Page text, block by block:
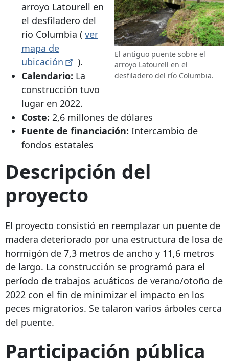
El antiguo puente sobre el
arroyo Latourell en el
desfiladero del río Columbia.
arroyo Latourell en
el desfiladero del
río Columbia ( ver
mapa de
ubicación
).
Calendario: La
construcción tuvo
lugar en 2022.
Coste: 2,6 millones de dólares
Fuente de financiación: Intercambio de
fondos estatales
Descripción del
proyecto
El proyecto consistió en reemplazar un puente de
madera deteriorado por una estructura de losa de
hormigón de 7,3 metros de ancho y 11,6 metros
de largo. La construcción se programó para el
período de trabajos acuáticos de verano/otoño de
2022 con el fin de minimizar el impacto en los
peces migratorios. Se talaron varios árboles cerca
del puente.
Participación pública